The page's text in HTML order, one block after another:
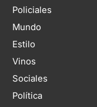
Policiales
Mundo
Estilo
Vinos
Sociales
Política